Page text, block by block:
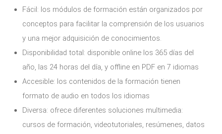
Fácil: los módulos de formación están organizados por
conceptos para facilitar la comprensión de los usuarios
y una mejor adquisición de conocimientos.
Disponibilidad total: disponible online los 365 días del
año, las 24 horas del día, y offline en PDF en 7 idiomas
Accesible: los contenidos de la formación tienen
formato de audio en todos los idiomas
Diversa: ofrece diferentes soluciones multimedia:
cursos de formación, videotutoriales, resúmenes, datos